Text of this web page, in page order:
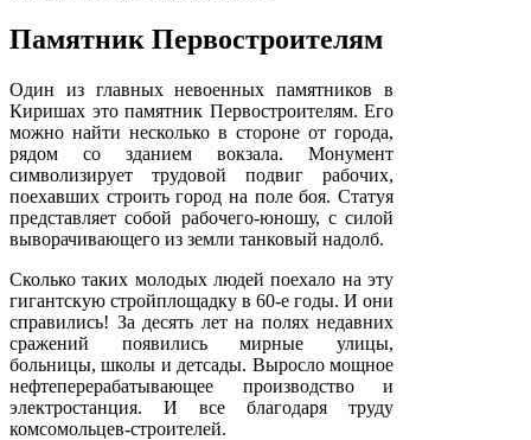
Памятник Первостроителям
Один из главных невоенных памятников в
Киришах это памятник Первостроителям. Его
можно найти несколько в стороне от города,
рядом со зданием вокзала. Монумент
символизирует трудовой подвиг рабочих,
поехавших строить город на поле боя. Статуя
представляет собой рабочего-юношу, с силой
выворачивающего из земли танковый надолб.
Сколько таких молодых людей поехало на эту
гигантскую стройплощадку в 60-е годы. И они
справились! За десять лет на полях недавних
сражений появились мирные улицы,
больницы, школы и детсады. Выросло мощное
нефтеперерабатывающее производство и
электростанция. И все благодаря труду
комсомольцев-строителей.